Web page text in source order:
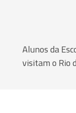
Alunos da
visitam o Rio